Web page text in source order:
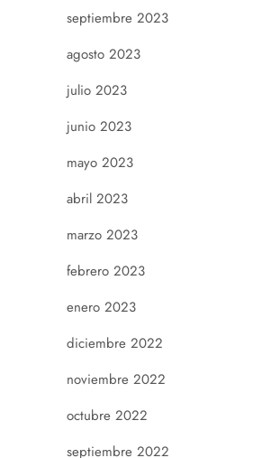
septiembre 2023
agosto 2023
julio 2023
junio 2023
mayo 2023
abril 2023
marzo 2023
febrero 2023
enero 2023
diciembre 2022
noviembre 2022
octubre 2022
septiembre 2022